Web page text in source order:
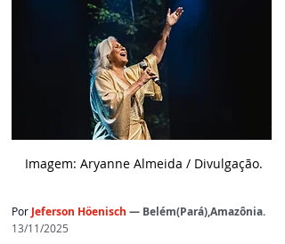
Imagem: Aryanne Almeida / Divulgação.
PorJeferson Höenisch — Belém(Pará),Amazônia.
13/11/2025